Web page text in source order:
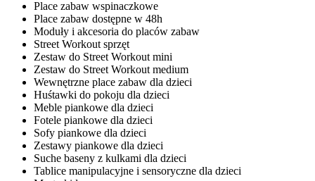
Place zabaw wspinaczkowe
Place zabaw dostępne w 48h
Moduły i akcesoria do placów zabaw
Street Workout sprzęt
Zestaw do Street Workout mini
Zestaw do Street Workout medium
Wewnętrzne place zabaw dla dzieci
Huśtawki do pokoju dla dzieci
Meble piankowe dla dzieci
Fotele piankowe dla dzieci
Sofy piankowe dla dzieci
Zestawy piankowe dla dzieci
Suche baseny z kulkami dla dzieci
Tablice manipulacyjne i sensoryczne dla dzieci